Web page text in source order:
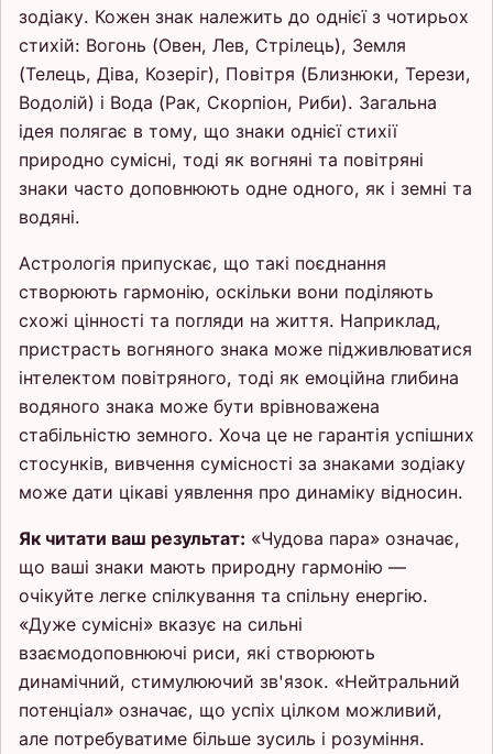
зодіаку. Кожен знак належить до однієї з чотирьох
стихій: Вогонь (Овен, Лев, Стрілець), Земля
(Телець, Діва, Козеріг), Повітря (Близнюки, Терези,
Водолій) і Вода (Рак, Скорпіон, Риби). Загальна
ідея полягає в тому, що знаки однієї стихії
природно сумісні, тоді як вогняні та повітряні
знаки часто доповнюють одне одного, як і земні та
водяні.
Астрологія припускає, що такі поєднання
створюють гармонію, оскільки вони поділяють
схожі цінності та погляди на життя. Наприклад,
пристрасть вогняного знака може підживлюватися
інтелектом повітряного, тоді як емоційна глибина
водяного знака може бути врівноважена
стабільністю земного. Хоча це не гарантія успішних
стосунків, вивчення сумісності за знаками зодіаку
може дати цікаві уявлення про динаміку відносин.
Як читати ваш результат: «Чудова пара» означає,
що ваші знаки мають природну гармонію —
очікуйте легке спілкування та спільну енергію.
«Дуже сумісні» вказує на сильні
взаємодоповнюючі риси, які створюють
динамічний, стимулюючий зв'язок. «Нейтральний
потенціал» означає, що успіх цілком можливий,
але потребуватиме більше зусиль і розуміння.